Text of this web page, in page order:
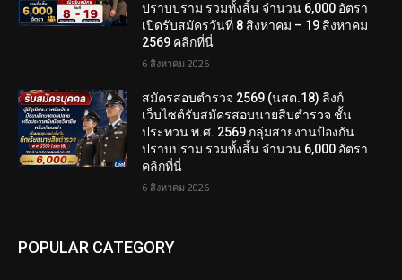
ปราบปราม รวมทั้งสิ้น จำนวน 6,000 อัตรา
เปิดรับสมัครวันที่ 8 สิงหาคม – 19 สิงหาคม
2569 คลิกที่นี่
6 สิงหาคม 2026
สมัครสอบตํารวจ 2569 (นสต.18) ลิงก์
เว็บไซต์รับสมัครสอบนายสิบตำรวจ ชั้น
ประทวน พ.ศ. 2569 กลุ่มสายงานป้องกัน
ปราบปราม รวมทั้งสิ้น จำนวน 6,000 อัตรา
คลิกที่นี่
6 สิงหาคม 2026
POPULAR CATEGORY